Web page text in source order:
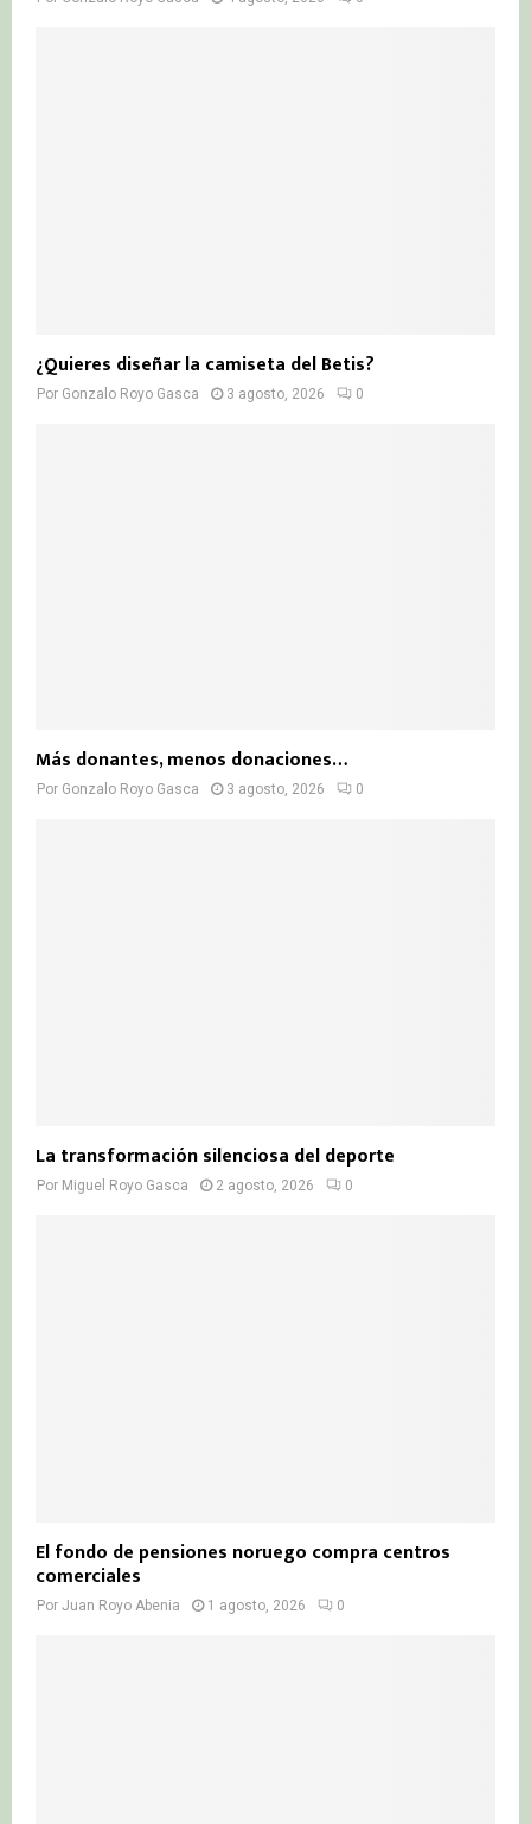
¿Quieres diseñar la camiseta del Betis?
Por Gonzalo Royo Gasca 3 agosto, 2026 0
Más donantes, menos donaciones…
Por Gonzalo Royo Gasca 3 agosto, 2026 0
La transformación silenciosa del deporte
Por Miguel Royo Gasca 2 agosto, 2026 0
El fondo de pensiones noruego compra centros
comerciales
Por Juan Royo Abenia 1 agosto, 2026 0